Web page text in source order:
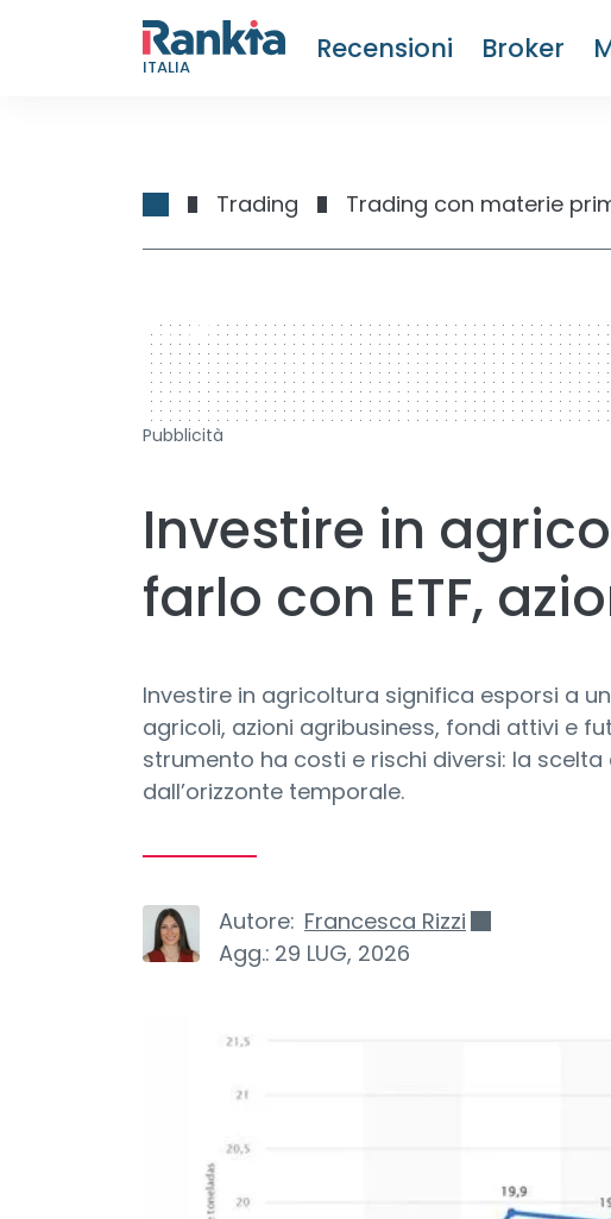
ITALIA
Recensioni Broker
Trading Trading con materie
728 x 90
Pubblicità
Investire in
farlo con ETF,
Investire in agricoltura significa esporsi a
agricoli, azioni agribusiness, fondi attivi e
strumento ha costi e rischi diversi: la
dall’orizzonte temporale.
Autore: Francesca Rizzi
Agg.: 29 LUG, 2026